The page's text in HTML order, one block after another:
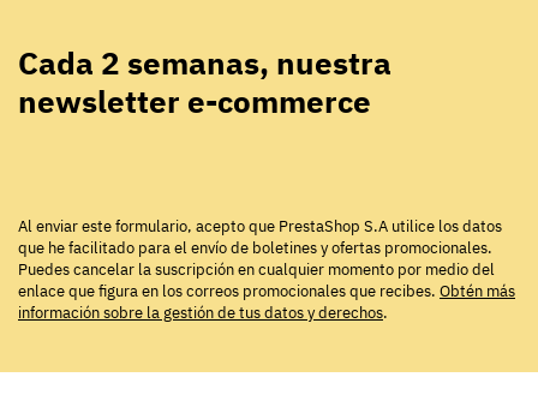
Cada 2 semanas, nuestra
newsletter e-commerce
Al enviar este formulario, acepto que PrestaShop S.A utilice los datos
que he facilitado para el envío de boletines y ofertas promocionales.
Puedes cancelar la suscripción en cualquier momento por medio del
enlace que figura en los correos promocionales que recibes. Obtén más
información sobre la gestión de tus datos y derechos.